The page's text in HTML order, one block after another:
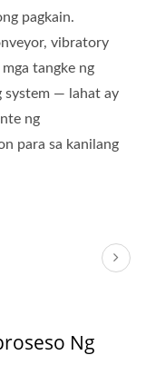
pagkain.
vibratory
tangke ng
system — lahat ay
ng
para sa kanilang
Ng